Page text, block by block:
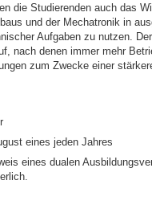
die Studierenden auch das
und der Mechatronik in
Aufgaben zu nutzen.
nach denen immer mehr
zum Zwecke einer
eines jeden Jahres
eines dualen